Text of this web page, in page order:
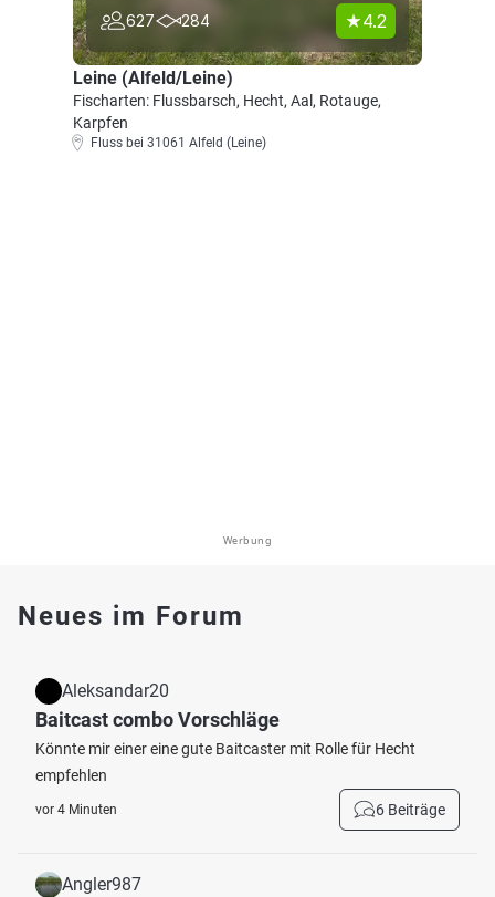
627 284 4.2
Leine (Alfeld/Leine)
Fischarten: Flussbarsch, Hecht, Aal, Rotauge,
Karpfen
Fluss bei 31061 Alfeld (Leine)
Werbung
Neues im Forum
Aleksandar20
Baitcast combo Vorschläge
Könnte mir einer eine gute Baitcaster mit Rolle für Hecht
empfehlen
vor 4 Minuten 6 Beiträge
Angler987